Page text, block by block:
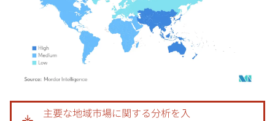
画像 © Mordor Intelligence。再利用にはCC BY 4.0の表示が必要です。